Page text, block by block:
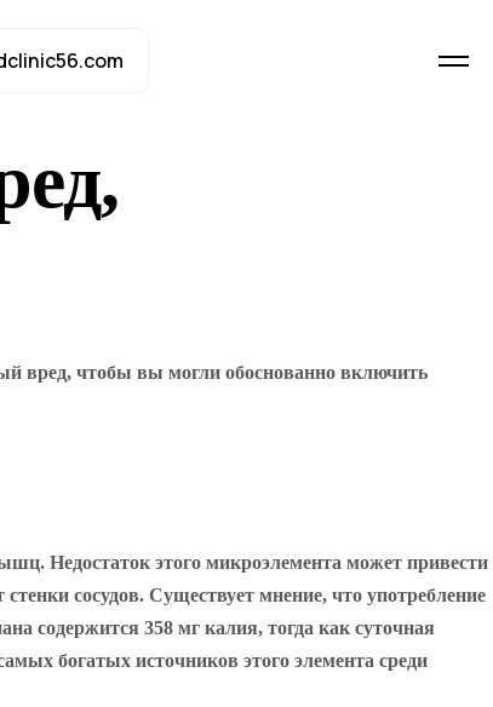
вред, чтобы вы могли обоснованно включить
Недостаток этого микроэлемента может привести
сосудов. Существует мнение, что употребление
содержится 358 мг калия, тогда как суточная
богатых источников этого элемента среди